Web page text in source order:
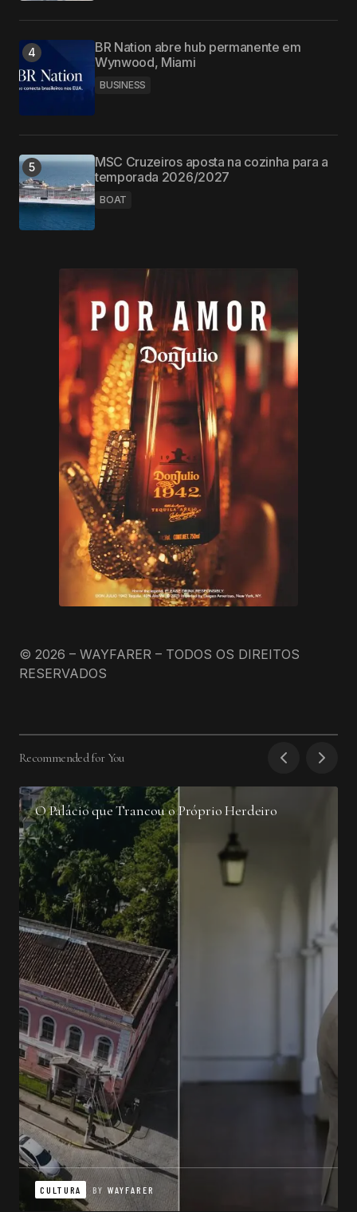
BR Nation abre hub permanente em
Wynwood, Miami
BUSINESS
MSC Cruzeiros aposta na cozinha para a
temporada 2026/2027
BOAT
© 2026 – WAYFARER – TODOS OS DIREITOS
RESERVADOS
Recommended for You
O Palácio que Trancou o Próprio Herdeiro
CULTURA BY WAYFARER